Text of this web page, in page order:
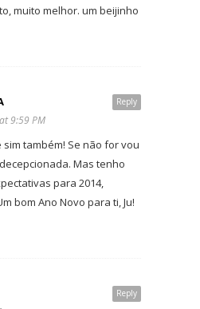
muito melhor. um beijinho
Reply
9:59 PM
sim também! Se não for vou
Mas tenho
para 2014,
bom Ano Novo para ti, Ju!
Reply